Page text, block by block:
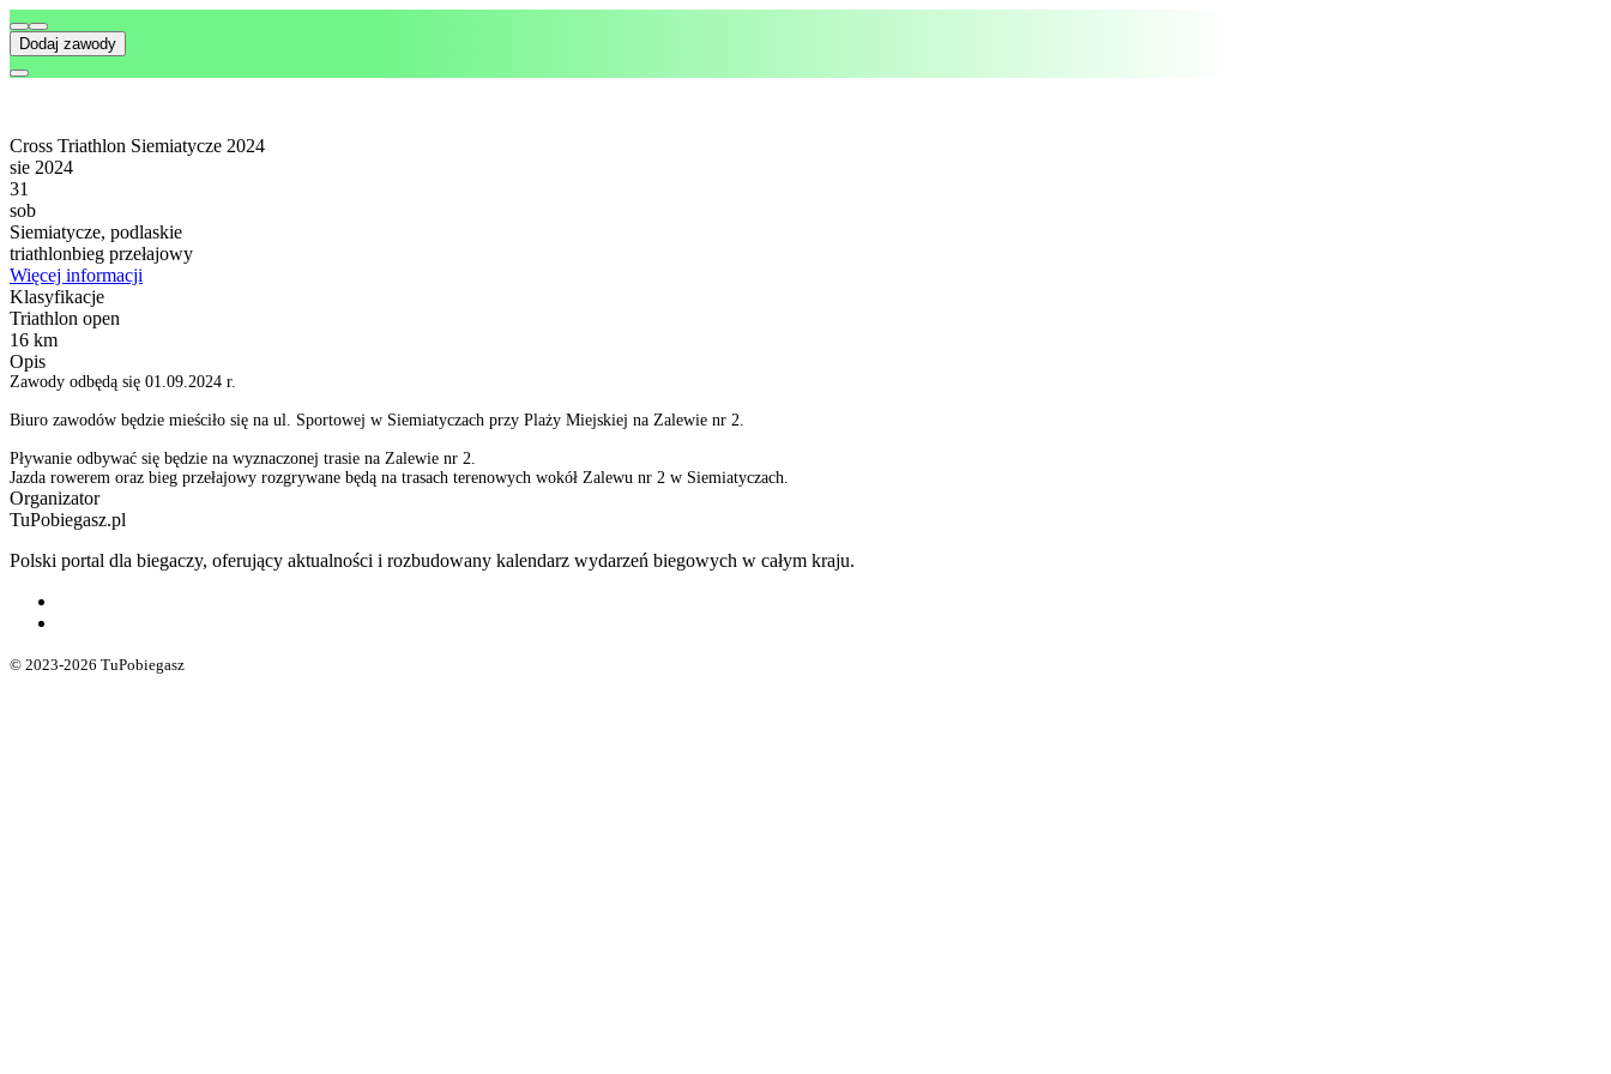
Dodaj zawody
Cross Triathlon Siemiatycze 2024
sie 2024
31
sob
Siemiatycze, podlaskie
triathlonbieg przełajowy
Więcej informacji
Klasyfikacje
Triathlon open
16 km
Opis
Zawody odbędą się 01.09.2024 r.
Biuro zawodów będzie mieściło się na ul. Sportowej w Siemiatyczach przy Plaży Miejskiej na Zalewie nr 2.
Pływanie odbywać się będzie na wyznaczonej trasie na Zalewie nr 2.
Jazda rowerem oraz bieg przełajowy rozgrywane będą na trasach terenowych wokół Zalewu nr 2 w Siemiatyczach.
Organizator
TuPobiegasz.pl
Polski portal dla biegaczy, oferujący aktualności i rozbudowany kalendarz wydarzeń biegowych w całym kraju.
© 2023-2026 TuPobiegasz